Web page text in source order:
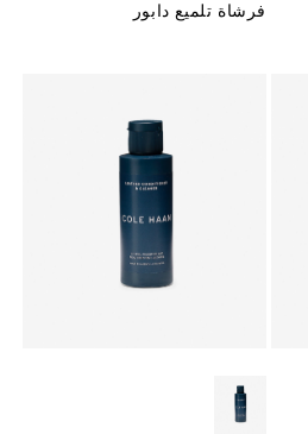
فرشاة تلميع دابور